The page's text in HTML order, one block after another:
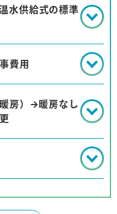
水供給式の標準
費用
房）→暖房なし